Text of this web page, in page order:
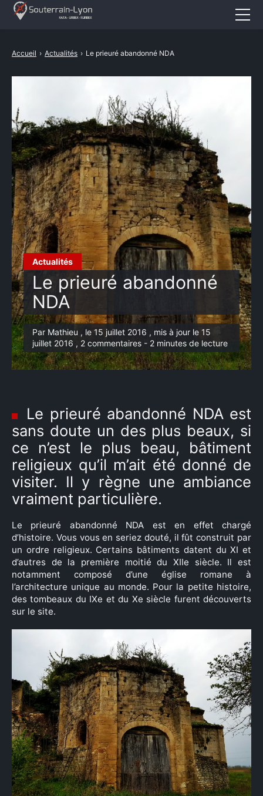
Actualités
Le prieuré abandonné
NDA
Par Mathieu , le 15 juillet 2016 , mis à jour le 15
juillet 2016 , 2 commentaires - 2 minutes de lecture
Accueil › Actualités › Le prieuré abandonné NDA
Le prieuré abandonné NDA est
sans doute un des plus beaux, si
ce n’est le plus beau, bâtiment
religieux qu’il m’ait été donné de
visiter. Il y règne une ambiance
vraiment particulière.
Le prieuré abandonné NDA est en effet chargé
d’histoire. Vous vous en seriez douté, il fût construit par
un ordre religieux. Certains bâtiments datent du XI et
d’autres de la première moitié du XIIe siècle. Il est
notamment composé d’une église romane à
l’architecture unique au monde. Pour la petite histoire,
des tombeaux du IXe et du Xe siècle furent découverts
sur le site.
Urbex
Revival
A propos
CONTACT